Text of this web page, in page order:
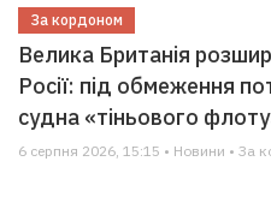
За кордоном
Велика Британія
Росії: під обмеження
судна «тіньового
6 серпня 2026, 15:15 • Новини • За